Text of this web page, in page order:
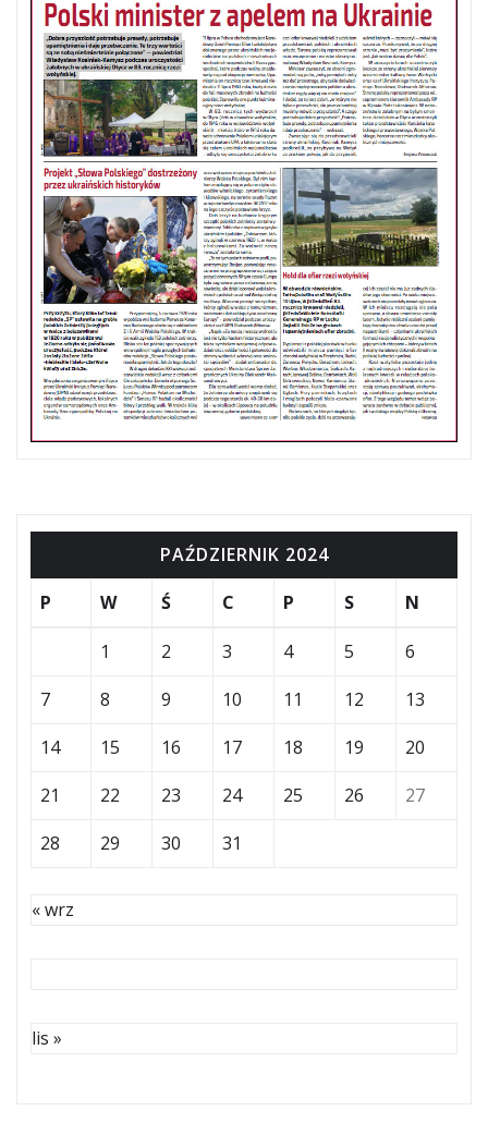
PAŹDZIERNIK 2024
P
W Ś C P S N
1 2 3 4 5
6
7
8 9 10 11 12
13
14
15 16 17 18 19
20
21
22 23 24 25 26
27
28
29 30 31
« wrz
lis »